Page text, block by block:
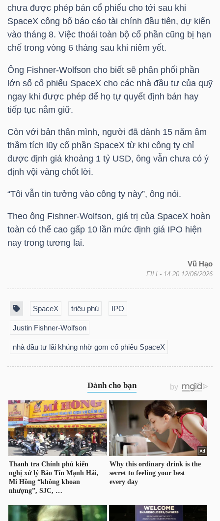
chưa được phép bán cổ phiếu cho tới sau khi
SpaceX công bố báo cáo tài chính đầu tiên, dự kiến
vào tháng 8. Việc thoái toàn bộ cổ phần cũng bị hạn
chế trong vòng 6 tháng sau khi niêm yết.
Ông Fishner-Wolfson cho biết sẽ phân phối phần
lớn số cổ phiếu SpaceX cho các nhà đầu tư của quỹ
ngay khi được phép để họ tự quyết định bán hay
tiếp tục nắm giữ.
Còn với bản thân mình, người đã dành 15 năm âm
thầm tích lũy cổ phần SpaceX từ khi công ty chỉ
được định giá khoảng 1 tỷ USD, ông vẫn chưa có ý
định vội vàng chốt lời.
“Tôi vẫn tin tưởng vào công ty này”, ông nói.
Theo ông Fishner-Wolfson, giá trị của SpaceX hoàn
toàn có thể cao gấp 10 lần mức định giá IPO hiện
nay trong tương lai.
Vũ Hạo
FILI - 14:20 12/06/2026
SpaceX triệu phú IPO
Justin Fishner-Wolfson
nhà đầu tư lãi khủng nhờ gom cổ phiếu SpaceX
Sách
chính
Truyền
Dữ